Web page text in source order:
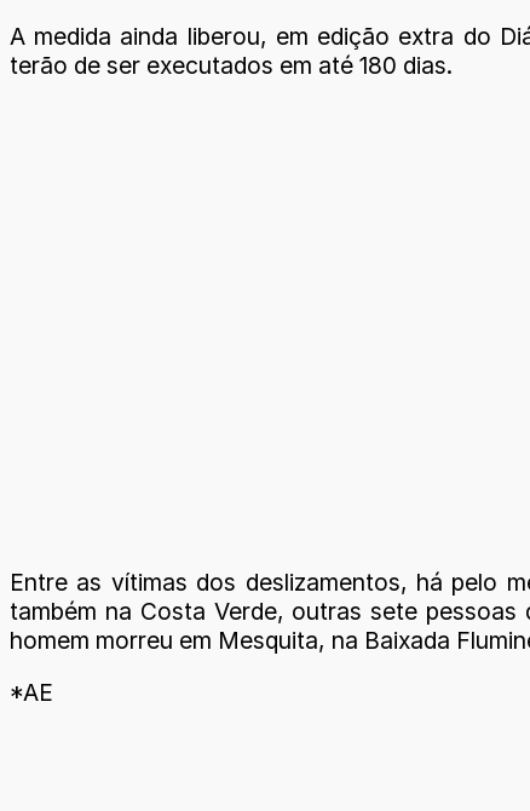
A medida ainda liberou, em edição extra do
terão de ser executados em até 180 dias.
Entre as vítimas dos deslizamentos, há pelo
também na Costa Verde, outras sete
homem morreu em Mesquita, na Baixada
*AE